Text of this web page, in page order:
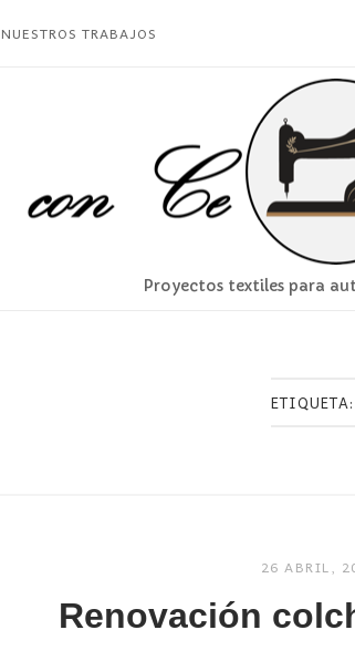
NUESTROS TRABAJOS
Proyectos textiles para
ETIQUETA:
26 ABRIL,
Renovación